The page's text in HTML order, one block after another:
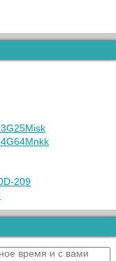
209